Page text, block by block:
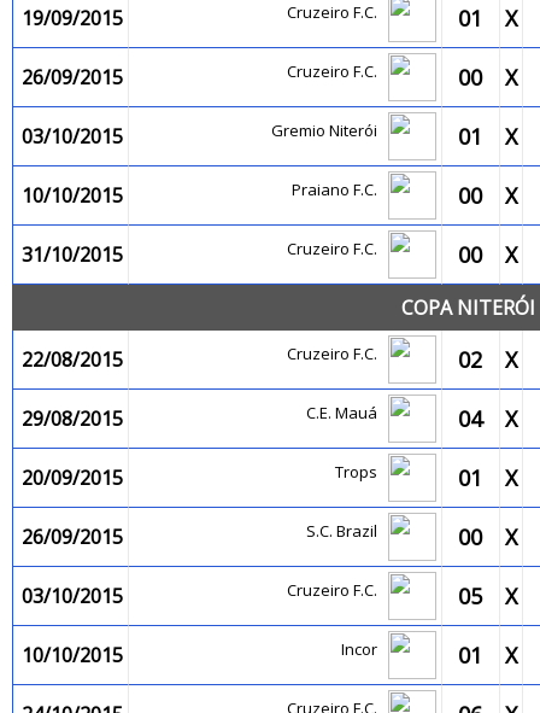
19/09/2015
Cruzeiro F.C. 01 X
26/09/2015 Cruzeiro F.C. 00 X
03/10/2015 Gremio Niterói 01 X
10/10/2015 Praiano F.C. 00 X
31/10/2015 Cruzeiro F.C. 00 X
COPA
22/08/2015
Cruzeiro F.C. 02 X
29/08/2015 C.E. Mauá 04 X
20/09/2015 Trops 01 X
26/09/2015 S.C. Brazil 00 X
03/10/2015 Cruzeiro F.C. 05 X
10/10/2015 Incor 01 X
Cruzeiro F.C.